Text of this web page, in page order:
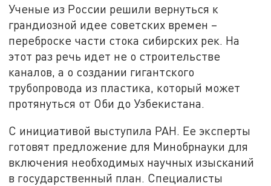
Ученые из России решили вернуться к
грандиозной идее советских времен –
переброске части стока сибирских рек. На
этот раз речь идет не о строительстве
каналов, а о создании гигантского
трубопровода из пластика, который может
протянуться от Оби до Узбекистана.
С инициативой выступила РАН. Ее эксперты
готовят предложение для Минобрнауки для
включения необходимых научных изысканий
в государственный план. Специалисты